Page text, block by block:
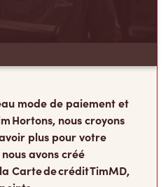
mode de paiement et
plus pour votre
avons créé
Carte de crédit TimMD,
vous magasinez.